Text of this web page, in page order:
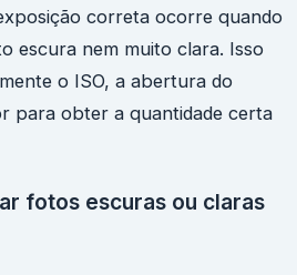
correta ocorre quando
escura nem muito clara. Isso
o ISO, a abertura do
para obter a quantidade certa
fotos escuras ou claras